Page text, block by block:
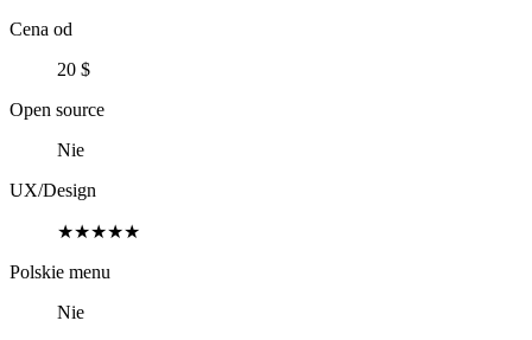
Cena od
20 $
Open source
Nie
UX/Design
★★★★★
Polskie menu
Nie